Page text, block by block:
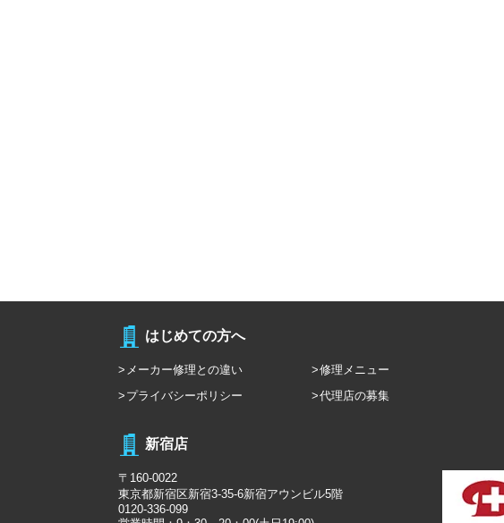
はじめての方へ
メーカー修理との違い 修理メニュー
プライバシーポリシー
代理店の募集
新宿店
〒160-0022
東京都新宿区新宿3-35-6新宿アウンビル5階
0120-336-099